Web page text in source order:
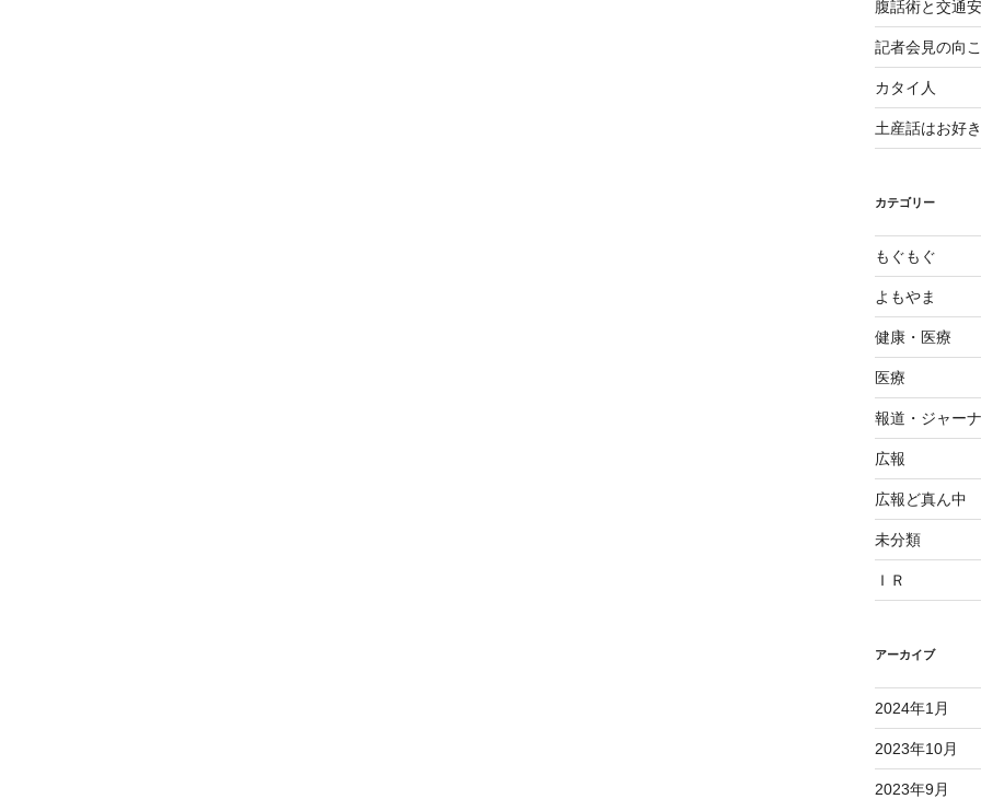
腹話術と交通
記者会見の向
カタイ人
土産話はお好
カテゴリー
もぐもぐ
よもやま
健康・医療
医療
報道・ジャー
広報
広報ど真ん中
未分類
ＩＲ
アーカイブ
2024年1月
2023年10月
2023年9月